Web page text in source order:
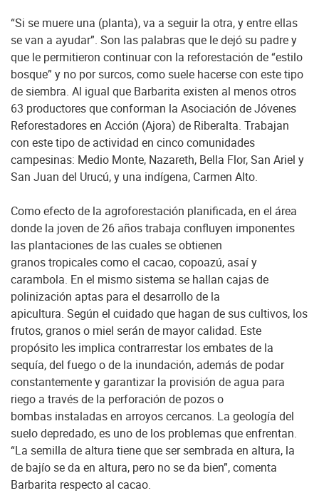
“Si se muere una (planta), va a seguir la otra, y entre ellas
se van a ayudar”. Son las palabras que le dejó su padre y
que le permitieron continuar con la reforestación de “estilo
bosque” y no por surcos, como suele hacerse con este tipo
de siembra. Al igual que Barbarita existen al menos otros
63 productores que conforman la Asociación de Jóvenes
Reforestadores en Acción (Ajora) de Riberalta. Trabajan
con este tipo de actividad en cinco comunidades
campesinas: Medio Monte, Nazareth, Bella Flor, San Ariel y
San Juan del Urucú, y una indígena, Carmen Alto.
Como efecto de la agroforestación planificada, en el área
donde la joven de 26 años trabaja confluyen imponentes
las plantaciones de las cuales se obtienen
granos tropicales como el cacao, copoazú, asaí y
carambola. En el mismo sistema se hallan cajas de
polinización aptas para el desarrollo de la
apicultura. Según el cuidado que hagan de sus cultivos, los
frutos, granos o miel serán de mayor calidad. Este
propósito les implica contrarrestar los embates de la
sequía, del fuego o de la inundación, además de podar
constantemente y garantizar la provisión de agua para
riego a través de la perforación de pozos o
bombas instaladas en arroyos cercanos. La geología del
suelo depredado, es uno de los problemas que enfrentan.
“La semilla de altura tiene que ser sembrada en altura, la
de bajío se da en altura, pero no se da bien”, comenta
Barbarita respecto al cacao.